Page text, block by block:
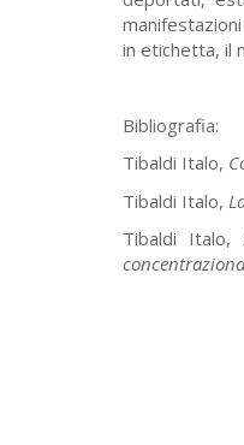
in etichetta, il
Bibliografia:
Tibaldi Italo,
Tibaldi Italo,
Tibaldi Italo,